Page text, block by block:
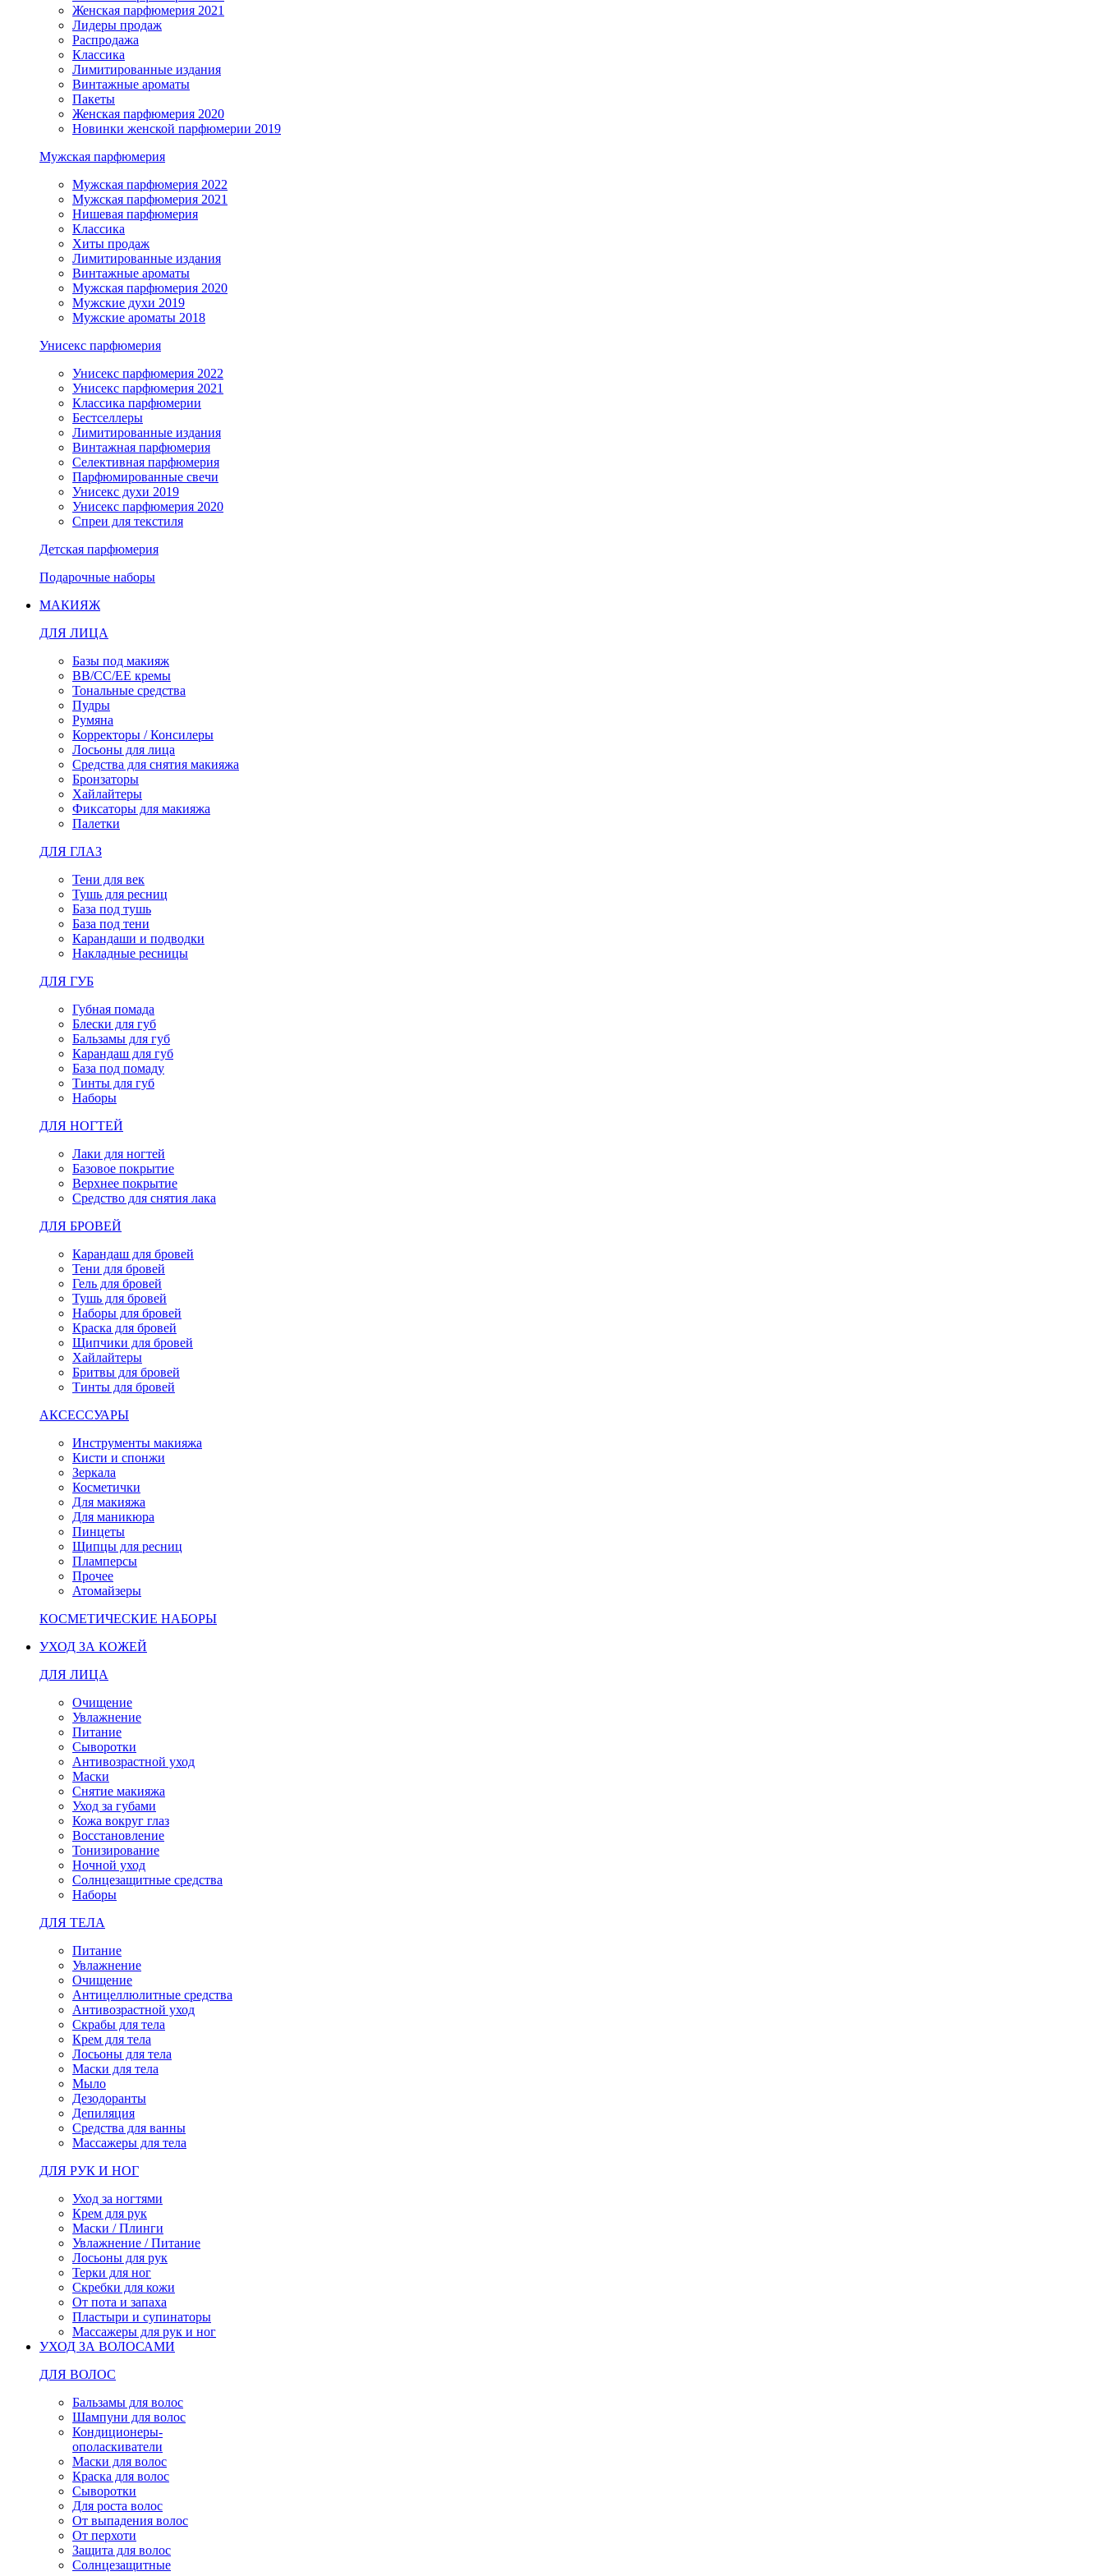
Женская парфюмерия 2021
Лидеры продаж
Распродажа
Классика
Лимитированные издания
Винтажные ароматы
Пакеты
Женская парфюмерия 2020
Новинки женской парфюмерии 2019
Мужская парфюмерия
Мужская парфюмерия 2022
Мужская парфюмерия 2021
Нишевая парфюмерия
Классика
Хиты продаж
Лимитированные издания
Винтажные ароматы
Мужская парфюмерия 2020
Мужские духи 2019
Мужские ароматы 2018
Унисекс парфюмерия
Унисекс парфюмерия 2022
Унисекс парфюмерия 2021
Классика парфюмерии
Бестселлеры
Лимитированные издания
Винтажная парфюмерия
Селективная парфюмерия
Парфюмированные свечи
Унисекс духи 2019
Унисекс парфюмерия 2020
Спреи для текстиля
Детская парфюмерия
Подарочные наборы
МАКИЯЖ
ДЛЯ ЛИЦА
Базы под макияж
BB/CC/EE кремы
Тональные средства
Пудры
Румяна
Корректоры / Консилеры
Лосьоны для лица
Средства для снятия макияжа
Бронзаторы
Хайлайтеры
Фиксаторы для макияжа
Палетки
ДЛЯ ГЛАЗ
Тени для век
Тушь для ресниц
База под тушь
База под тени
Карандаши и подводки
Накладные ресницы
ДЛЯ ГУБ
Губная помада
Блески для губ
Бальзамы для губ
Карандаш для губ
База под помаду
Тинты для губ
Наборы
ДЛЯ НОГТЕЙ
Лаки для ногтей
Базовое покрытие
Верхнее покрытие
Средство для снятия лака
ДЛЯ БРОВЕЙ
Карандаш для бровей
Тени для бровей
Гель для бровей
Тушь для бровей
Наборы для бровей
Краска для бровей
Щипчики для бровей
Хайлайтеры
Бритвы для бровей
Тинты для бровей
АКСЕССУАРЫ
Инструменты макияжа
Кисти и спонжи
Зеркала
Косметички
Для макияжа
Для маникюра
Пинцеты
Щипцы для ресниц
Пламперсы
Прочее
Атомайзеры
КОСМЕТИЧЕСКИЕ НАБОРЫ
УХОД ЗА КОЖЕЙ
ДЛЯ ЛИЦА
Очищение
Увлажнение
Питание
Сыворотки
Антивозрастной уход
Маски
Снятие макияжа
Уход за губами
Кожа вокруг глаз
Восстановление
Тонизирование
Ночной уход
Солнцезащитные средства
Наборы
ДЛЯ ТЕЛА
Питание
Увлажнение
Очищение
Антицеллюлитные средства
Антивозрастной уход
Скрабы для тела
Крем для тела
Лосьоны для тела
Маски для тела
Мыло
Дезодоранты
Депиляция
Средства для ванны
Массажеры для тела
ДЛЯ РУК И НОГ
Уход за ногтями
Крем для рук
Маски / Плинги
Увлажнение / Питание
Лосьоны для рук
Терки для ног
Скребки для кожи
От пота и запаха
Пластыри и супинаторы
Массажеры для рук и ног
УХОД ЗА ВОЛОСАМИ
ДЛЯ ВОЛОС
Бальзамы для волос
Шампуни для волос
Кондиционеры-
ополаскиватели
Маски для волос
Краска для волос
Сыворотки
Для роста волос
От выпадения волос
От перхоти
Защита для волос
Солнцезащитные